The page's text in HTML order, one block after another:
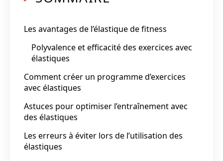
Les avantages de l’élastique de fitness
Polyvalence et efficacité des exercices avec
élastiques
Comment créer un programme d’exercices
avec élastiques
Astuces pour optimiser l’entraînement avec
des élastiques
Les erreurs à éviter lors de l’utilisation des
élastiques